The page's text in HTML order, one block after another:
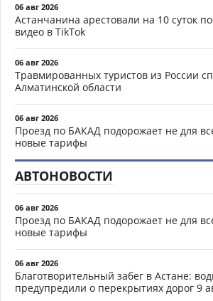
06 авг 2026
Астанчанина арестовали на 10 суток
видео в TikTok
06 авг 2026
Травмированных туристов из России
Алматинской области
06 авг 2026
Проезд по БАКАД подорожает не для
новые тарифы
АВТОНОВОСТИ
06 авг 2026
Проезд по БАКАД подорожает не для
новые тарифы
06 авг 2026
Благотворительный забег в Астане:
предупредили о перекрытиях дорог 9